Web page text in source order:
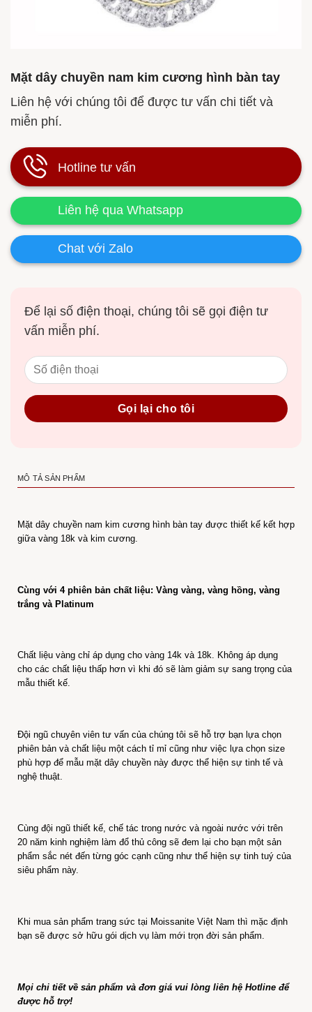
Mặt dây chuyền nam kim cương hình bàn tay
Liên hệ với chúng tôi để được tư vấn chi tiết và
miễn phí.
Hotline tư vấn
Liên hệ qua Whatsapp
Chat với Zalo
Để lại số điện thoại, chúng tôi sẽ gọi điện tư
vấn miễn phí.
MÔ TẢ SẢN PHẨM
Mặt dây chuyền nam kim cương hình bàn tay được thiết kế kết hợp
giữa vàng 18k và kim cương.
Cùng với 4 phiên bản chất liệu: Vàng vàng, vàng hồng, vàng
trắng và Platinum
Chất liệu vàng chỉ áp dụng cho vàng 14k và 18k. Không áp dụng
cho các chất liệu thấp hơn vì khi đó sẽ làm giảm sự sang trọng của
mẫu thiết kế.
Đội ngũ chuyên viên tư vấn của chúng tôi sẽ hỗ trợ bạn lựa chọn
phiên bản và chất liệu một cách tỉ mỉ cũng như việc lựa chọn size
phù hợp để mẫu mặt dây chuyền này được thể hiện sự tinh tế và
nghệ thuật.
Cùng đội ngũ thiết kế, chế tác trong nước và ngoài nước với trên
20 năm kinh nghiệm làm đổ thủ công sẽ đem lại cho bạn một sản
phẩm sắc nét đến từng góc cạnh cũng như thể hiện sự tinh tuý của
siêu phẩm này.
Khi mua sản phẩm trang sức tại Moissanite Việt Nam thì mặc định
bạn sẽ được sở hữu gói dịch vụ làm mới trọn đời sản phẩm.
Mọi chi tiết về sản phẩm và đơn giá vui lòng liên hệ Hotline để
được hỗ trợ!